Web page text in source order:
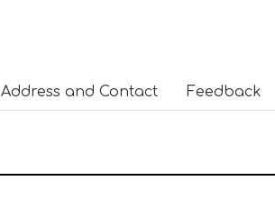
Address and Contact Feedback